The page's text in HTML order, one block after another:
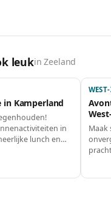
leukin Zeeland
in Kamperland
in
lunch en
Maak